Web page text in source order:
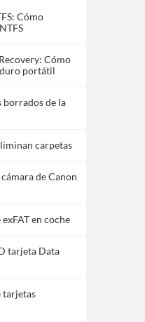
Cómo
Cómo
portátil
de la
carpetas
de Canon
en coche
tarjeta Data
tarjetas